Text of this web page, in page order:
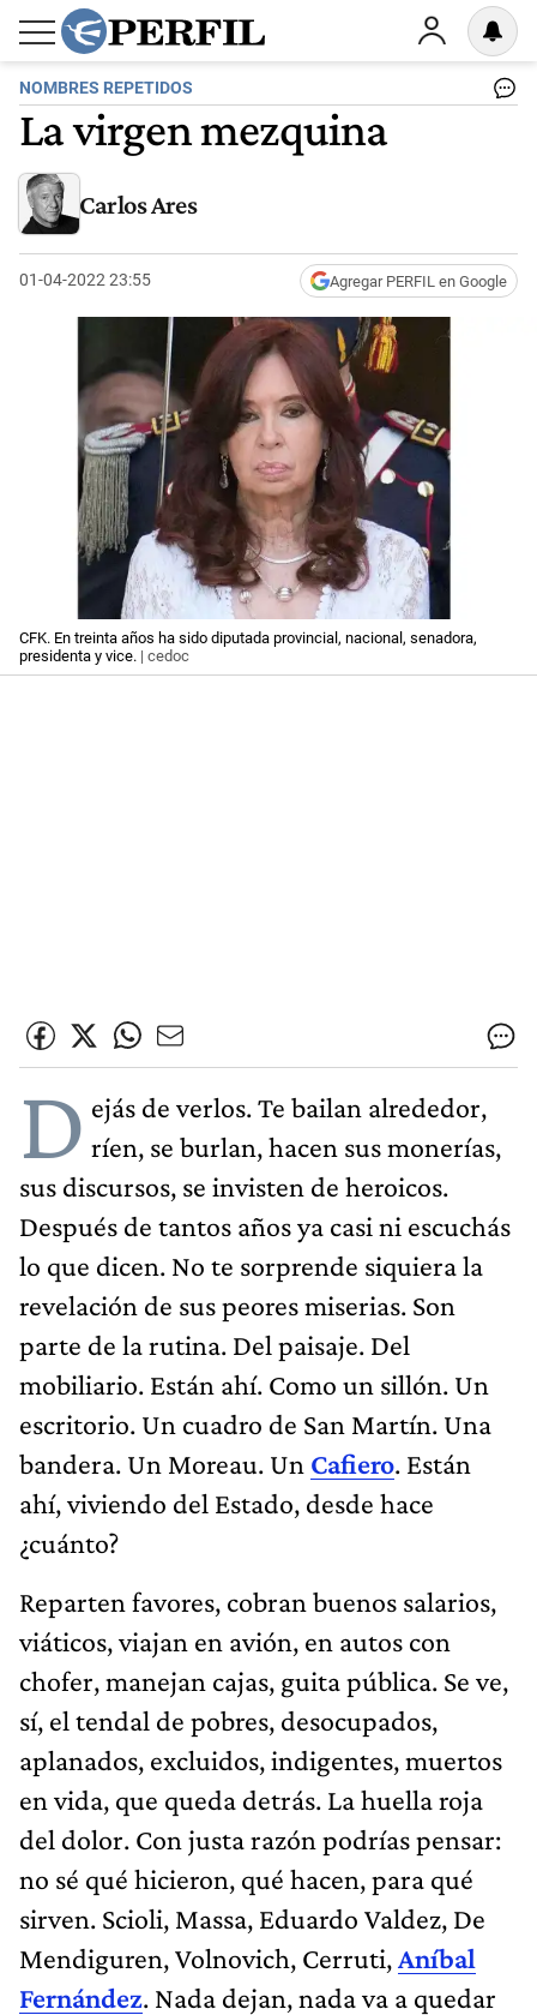
NOMBRES REPETIDOS
La virgen mezquina
Carlos Ares
01-04-2022 23:55 Agregar PERFIL en Google
CFK. En treinta años ha sido diputada provincial, nacional, senadora,
presidenta y vice. | cedoc
D ejás de verlos. Te bailan alrededor,
ríen, se burlan, hacen sus monerías,
sus discursos, se invisten de heroicos.
Después de tantos años ya casi ni escuchás
lo que dicen. No te sorprende siquiera la
revelación de sus peores miserias. Son
parte de la rutina. Del paisaje. Del
mobiliario. Están ahí. Como un sillón. Un
escritorio. Un cuadro de San Martín. Una
bandera. Un Moreau. Un Cafiero. Están
ahí, viviendo del Estado, desde hace
¿cuánto?
Reparten favores, cobran buenos salarios,
viáticos, viajan en avión, en autos con
chofer, manejan cajas, guita pública. Se ve,
sí, el tendal de pobres, desocupados,
aplanados, excluidos, indigentes, muertos
en vida, que queda detrás. La huella roja
del dolor. Con justa razón podrías pensar:
no sé qué hicieron, qué hacen, para qué
sirven. Scioli, Massa, Eduardo Valdez, De
Mendiguren, Volnovich, Cerruti,Aníbal
Fernández. Nada dejan, nada va a quedar